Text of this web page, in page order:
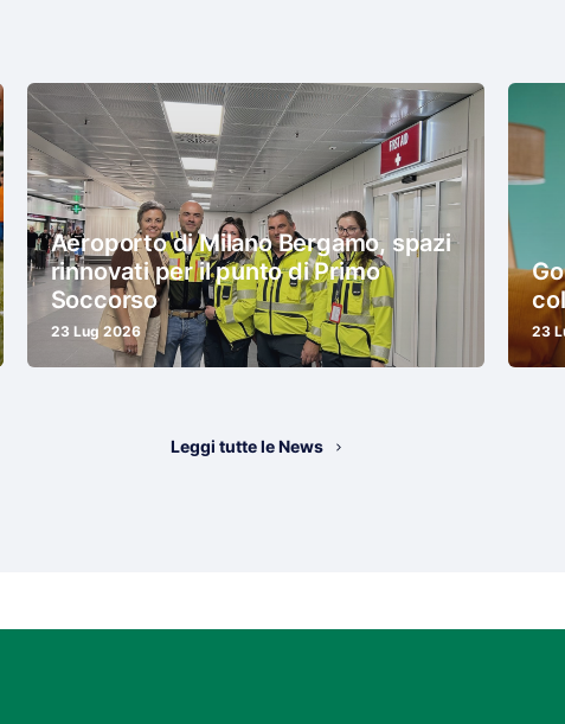
Aeroporto di Milano Bergamo, spazi
rinnovati per il punto di Primo
Soccorso
23 Lug 2026 23
Leggi tutte le News